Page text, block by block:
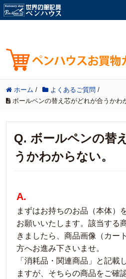
ホーム / よくあるご質問 /
ボールペンの替え芯がどれが合うかわ
Q. ボールペンの替
うかわからない。
A.
まずはお持ちのお品（本体）
お願いいたします。該当する
きましたら、商品画像（カー
方へお進み下さいませ。
「消耗品・関連商品」と記載
ますが、そちらの商品をご確